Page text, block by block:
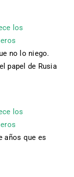
los
no lo niego.
papel de Rusia
los
años que es